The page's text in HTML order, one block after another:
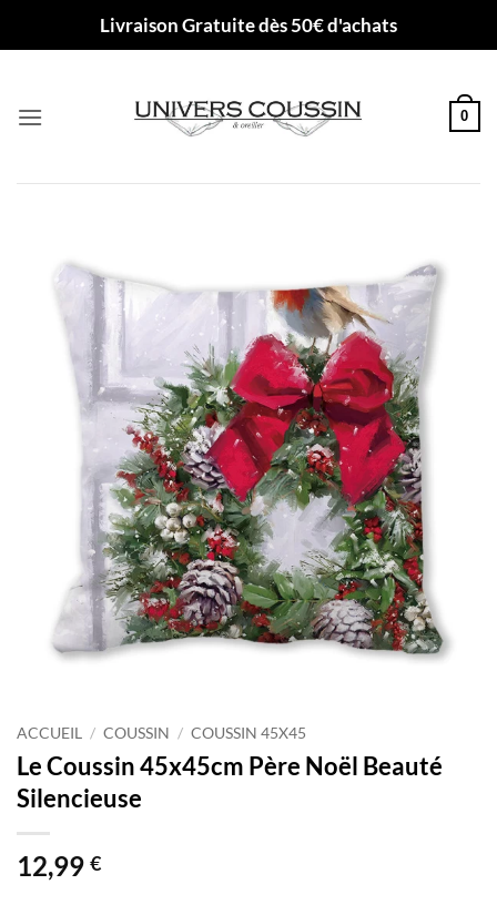
Livraison Gratuite dès 50€ d'achats
0
ACCUEIL / COUSSIN / COUSSIN 45X45
Le Coussin 45x45cm Père Noël Beauté
Silencieuse
12,99 €